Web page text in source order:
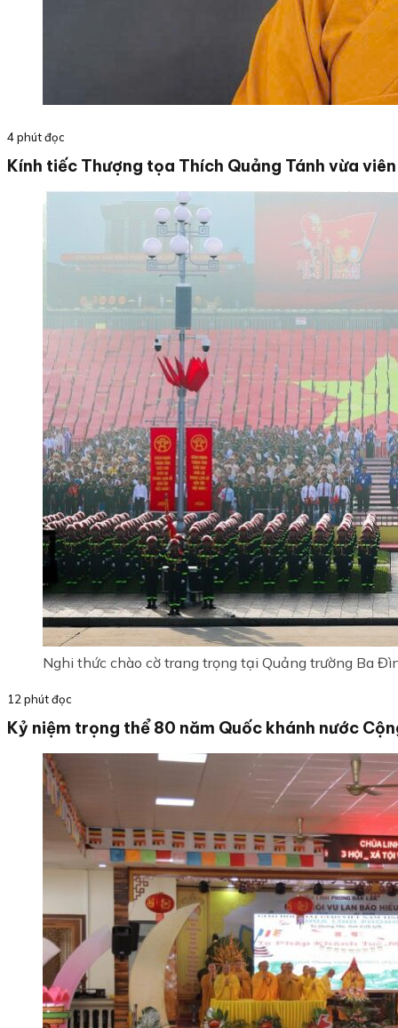
4 phút đọc
Kính tiếc Thượng tọa Thích Quảng Tánh vừa
Nghi thức chào cờ trang trọng tại Quảng trường Ba
12 phút đọc
Kỷ niệm trọng thể 80 năm Quốc khánh nước